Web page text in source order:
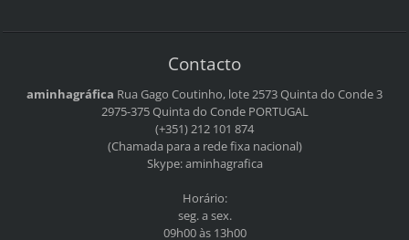
Contacto
aminhagráfica Rua Gago Coutinho, lote 2573Quinta do Conde 3
2975-375 Quinta do CondePORTUGAL
(+351) 212 101 874
(Chamada para a rede fixa nacional)
Skype: aminhagrafica
Horário:
seg. a sex.
09h00 às 13h00